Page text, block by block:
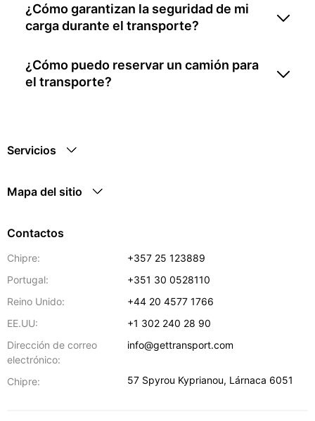
¿Cómo garantizan la seguridad de mi
carga durante el transporte?
¿Cómo puedo reservar un camión para
el transporte?
Servicios
Mapa del sitio
Contactos
Chipre:
+357 25 123889
Portugal:
+351 30 0528110
Reino Unido:
+44 20 4577 1766
EE.UU:
+1 302 240 28 90
Dirección de correo
electrónico:
info@gettransport.com
Chipre: 57 Spyrou Kyprianou, Lárnaca 6051